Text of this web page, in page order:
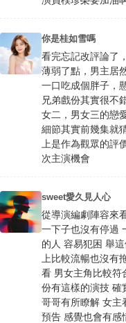
你是桂如雪嗎
看完忘記改評論了
薄弱了點，男主居
一口吃成個胖子，
兄弟戲份其實很不
女二，男女三的戀
細節其實前幾集就
上是作為觀眾的評
次主演機會
sweet愛久見人心
從導演編劇陣容來
一下子也沒有停過
的人 容易犯困 舉
上比較流暢也沒有
看 男女主角比較符
份有這樣的演技 確
哥哥有所瞭解 女主
預告 感覺也會有感